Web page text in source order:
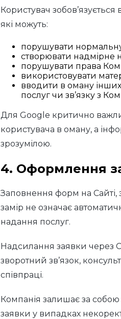
Користувач
які можуть:
порушувати
створювати надмірне
порушувати права
використовувати
вводити в оману інших
послуг чи зв’язку з
Для Google критично
користувача в оману, а
зрозумілою.
4. Оформлення
Заповнення форм на Сайті,
замір не означає
надання послуг.
Надсилання заявки через
зворотний зв’язок,
співпраці.
Компанія залишає за собою
заявки у випадках